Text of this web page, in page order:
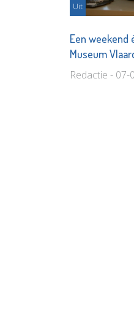
Uit
Een weekend
Museum
Redactie - 07-